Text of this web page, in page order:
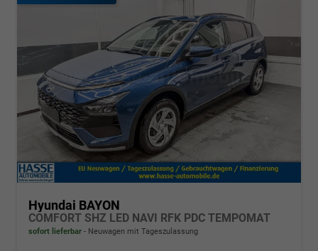
Hyundai BAYON
COMFORT SHZ LED NAVI RFK PDC TEMPOMAT
sofort lieferbar Neuwagen mit Tageszulassung